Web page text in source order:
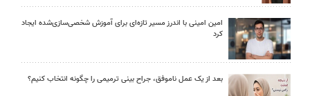
امین امینی با اندرز مسیر تازه‌ای برای آموزش شخصی‌سازی‌شده ایجاد
کرد
بعد از یک عمل ناموفق، جراح بینی ترمیمی را چگونه انتخاب کنیم؟